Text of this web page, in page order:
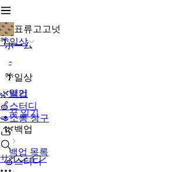
표류고고넛
🌴일상
🌿백업
🍏스터디
🥑소통 창구
サインイン
ホーム
-
🌴일상
일기
꿈 일기
🌿백업
백업 목록
🍏스터디